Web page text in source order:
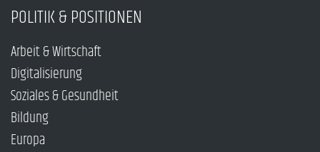
POLITIK & POSITIONEN
Arbeit & Wirtschaft
Digitalisierung
Soziales & Gesundheit
Bildung
Europa